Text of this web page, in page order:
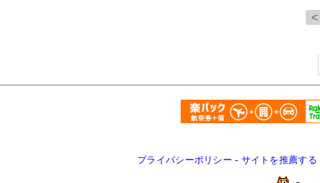
プライバシーポリシー - サイトを推薦する